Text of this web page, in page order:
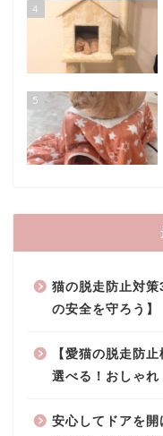
4
5
猫の脱走防止対
の安全を守ろう】
【愛猫の脱走防
選べる！おしゃれ
安心してドアを